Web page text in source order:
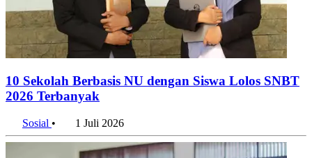
10 Sekolah Berbasis NU dengan Siswa Lolos SNBT
2026 Terbanyak
Sosial • 1 Juli 2026